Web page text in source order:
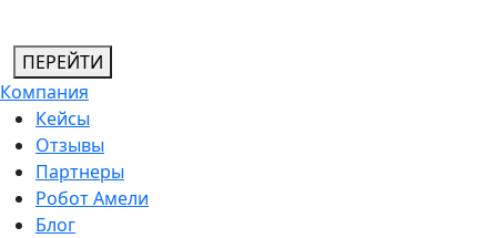
ПЕРЕЙТИ
Компания
Кейсы
Отзывы
Партнеры
Робот Амели
Блог